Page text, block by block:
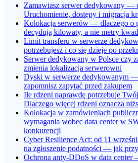
Zamawiasz serwer dedykowany —
Uruchomienie, dostępy i migracja
Kolokacja serwerów — dlaczego o
decydują kilowaty, a nie metry
Limit transferu w serwerze
potrzebujesz i co się dzieje po
Serwer dedykowany w Polsce czy
zmienia lokalizacja serwerowni
Dyski w serwerze dedykowanym
zapomnisz zapytać przed zakupem
Ile rdzeni naprawdę potrzebuje
Dlaczego więcej rdzeni oznacza
Kolokacja w zamówieniach
wymagania wobec data center w
konkurencji
Cyber Resilience Act: od 11
na zgłoszenie podatności — jak
Ochrona anty-DDoS w data center